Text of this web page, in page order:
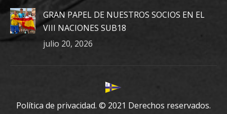
GRAN PAPEL DE NUESTROS SOCIOS EN EL
VIII NACIONES SUB18
julio 20, 2026
Política de privacidad. © 2021 Derechos reservados.